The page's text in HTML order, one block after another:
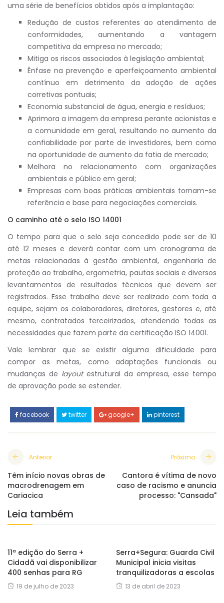
uma série de benefícios obtidos após a implantação:
Redução de custos referentes ao atendimento de
conformidades, aumentando a vantagem
competitiva da empresa no mercado;
Mitiga os riscos associados à legislação ambiental;
Ênfase na prevenção e aperfeiçoamento ambiental
contínuo em detrimento da adoção de ações
corretivas pontuais;
Economia substancial de água, energia e resíduos;
Aprimora a imagem da empresa perante acionistas e
a comunidade em geral, resultando no aumento da
confiabilidade por parte de investidores, bem como
na oportunidade de aumento da fatia de mercado;
Melhora no relacionamento com organizações
ambientais e público em geral;
Empresas com boas práticas ambientais tornam-se
referência e base para negociações comerciais.
O caminho até o selo ISO 14001
O tempo para que o selo seja concedido pode ser de 10
até 12 meses e deverá contar com um cronograma de
metas relacionadas à gestão ambiental, engenharia de
proteção ao trabalho, ergometria, pautas sociais e diversos
levantamentos de resultados técnicos que devem ser
registrados. Esse trabalho deve ser realizado com toda a
equipe, sejam os colaboradores, diretores, gestores e, até
mesmo, contratados terceirizados, atendendo todas as
necessidades que fazem parte da certificação ISO 14001.
Vale lembrar que se existir alguma dificuldade para
compor as metas, como adaptações funcionais ou
mudanças de layoutestrutural da empresa, esse tempo
de aprovação pode se estender.
facebook twitter google+ pinterest
Anterior
Têm início novas obras de
macrodrenagem em
Cariacica
Próximo
Cantora é vítima de novo
caso de racismo e anuncia
processo: "Cansada"
Leia também
11ª edição do Serra +
Cidadã vai disponibilizar
400 senhas para RG
19 de julho de 2023
Serra+Segura: Guarda Civil
Municipal inicia visitas
tranquilizadoras a escolas
13 de abril de 2023